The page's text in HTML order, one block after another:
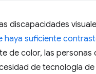
discapacidades
haya suficiente
de color, las personas
de tecnología